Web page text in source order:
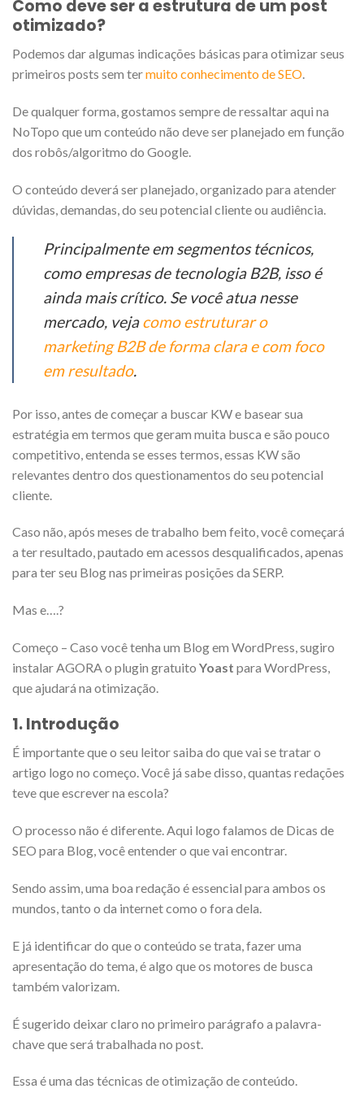
Como deve ser a estrutura de um post
otimizado?
Podemos dar algumas indicações básicas para otimizar seus
primeiros posts sem termuito conhecimento de SEO.
De qualquer forma, gostamos sempre de ressaltar aqui na
NoTopo que um conteúdo não deve ser planejado em função
dos robôs/algoritmo do Google.
O conteúdo deverá ser planejado, organizado para atender
dúvidas, demandas, do seu potencial cliente ou audiência.
Principalmente em segmentos técnicos,
como empresas de tecnologia B2B, isso é
ainda mais crítico. Se você atua nesse
mercado, vejacomo estruturar o
marketing B2B de forma clara e com foco
em resultado.
Por isso, antes de começar a buscar KW e basear sua
estratégia em termos que geram muita busca e são pouco
competitivo, entenda se esses termos, essas KW são
relevantes dentro dos questionamentos do seu potencial
cliente.
Caso não, após meses de trabalho bem feito, você começará
a ter resultado, pautado em acessos desqualificados, apenas
para ter seu Blog nas primeiras posições da SERP.
Mas e….?
Começo – Caso você tenha um Blog em WordPress, sugiro
instalar AGORA o plugin gratuito Yoast para WordPress,
que ajudará na otimização.
1. Introdução
É importante que o seu leitor saiba do que vai se tratar o
artigo logo no começo. Você já sabe disso, quantas redações
teve que escrever na escola?
O processo não é diferente. Aqui logo falamos de Dicas de
SEO para Blog, você entender o que vai encontrar.
Sendo assim, uma boa redação é essencial para ambos os
mundos, tanto o da internet como o fora dela.
E já identificar do que o conteúdo se trata, fazer uma
apresentação do tema, é algo que os motores de busca
também valorizam.
É sugerido deixar claro no primeiro parágrafo a palavra-
chave que será trabalhada no post.
Essa é uma das técnicas de otimização de conteúdo.